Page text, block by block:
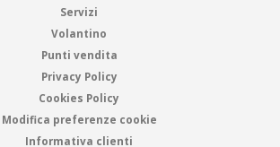
Servizi
Volantino
Punti vendita
Privacy Policy
Cookies Policy
Modifica preferenze cookie
Informativa clienti